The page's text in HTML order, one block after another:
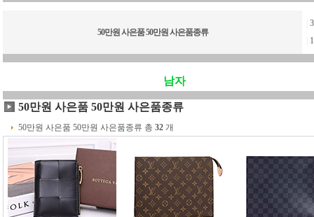
50만원 사은품 50만원 사은품종류
남자
50만원 사은품 50만원 사은품종류
50만원 사은품 50만원 사은품종류 총 32 개